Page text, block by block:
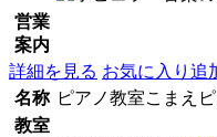
営業
案内
詳細を見る お気に入り追
名称 ピアノ教室こまえ
教室